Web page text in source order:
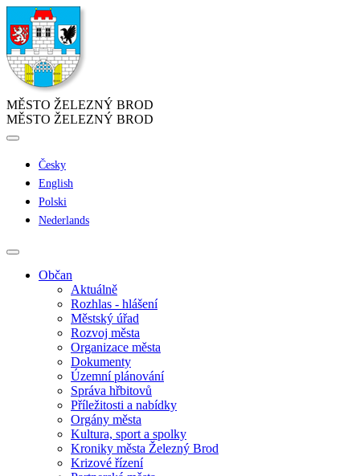
MĚSTO ŽELEZNÝ BROD
MĚSTO ŽELEZNÝ BROD
Česky
English
Polski
Nederlands
Občan
Aktuálně
Rozhlas - hlášení
Městský úřad
Rozvoj města
Organizace města
Dokumenty
Územní plánování
Správa hřbitovů
Příležitosti a nabídky
Orgány města
Kultura, sport a spolky
Kroniky města Železný Brod
Krizové řízení